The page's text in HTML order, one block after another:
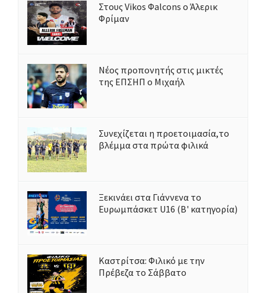
Στους Vikos Φalcons ο Άλερικ
Φρίμαν
Νέος προπονητής στις μικτές
της ΕΠΣΗΠ ο Μιχαήλ
Συνεχίζεται η προετοιμασία,το
βλέμμα στα πρώτα φιλικά
Ξεκινάει στα Γιάννενα το
Ευρωμπάσκετ U16 (Β' κατηγορία)
Καστρίτσα: Φιλικό με την
Πρέβεζα το Σάββατο